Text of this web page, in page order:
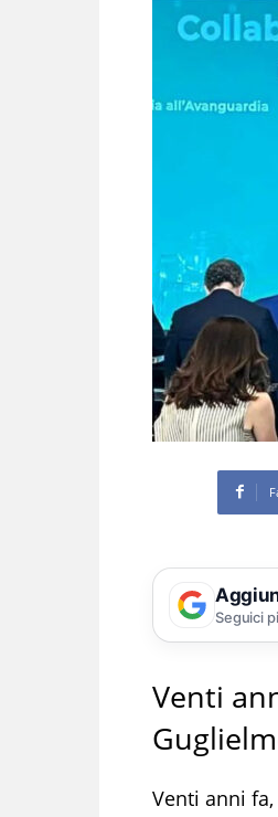
Seguici
Venti
Venti anni